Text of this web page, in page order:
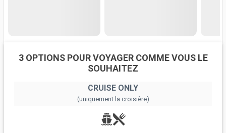
3 OPTIONS POUR VOYAGER COMME VOUS LE
SOUHAITEZ
CRUISE ONLY
(uniquement la croisière)